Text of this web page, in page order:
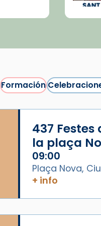
Formación
437
la plaça
09:00
Plaça Nova,
+ info